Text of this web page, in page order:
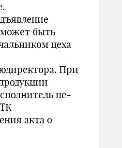
быть
цеха
При
пе­
акта о